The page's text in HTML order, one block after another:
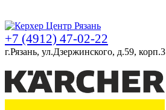
+7 (4912) 47-02-22
г.Рязань, ул.Дзержинского, д.59, корп.3